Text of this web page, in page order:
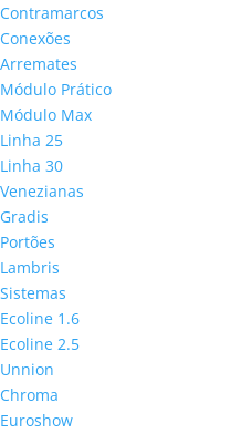
Contramarcos
Conexões
Arremates
Módulo Prático
Módulo Max
Linha 25
Linha 30
Venezianas
Gradis
Portões
Lambris
Sistemas
Ecoline 1.6
Ecoline 2.5
Unnion
Chroma
Euroshow